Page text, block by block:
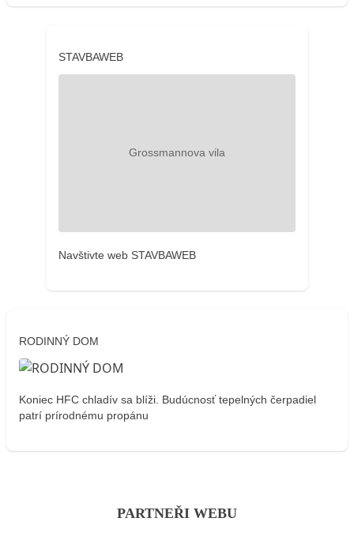
STAVBAWEB
Navštivte web STAVBAWEB
RODINNÝ DOM
Koniec HFC chladív sa blíži. Budúcnosť tepelných čerpadiel
patrí prírodnému propánu
PARTNEŘI WEBU